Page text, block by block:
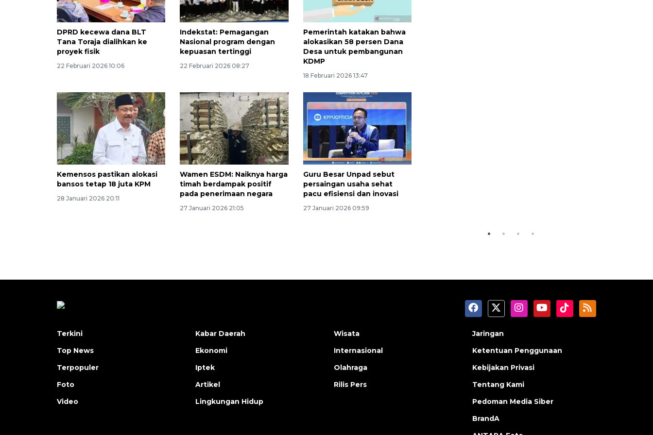
DPRD kecewa dana BLT
Tana Toraja dialihkan ke
proyek fisik
22 Februari 2026 10:06
Indekstat: Pemagangan
Nasional program dengan
kepuasan tertinggi
22 Februari 2026 08:27
Pemerintah katakan bahwa
alokasikan 58 persen Dana
Desa untuk pembangunan
KDMP
18 Februari 2026 13:47
Kemensos pastikan alokasi
bansos tetap 18 juta KPM
28 Januari 2026 20:11
Wamen ESDM: Naiknya harga
timah berdampak positif
pada penerimaan negara
27 Januari 2026 21:05
Guru Besar Unpad sebut
persaingan usaha sehat
pacu efisiensi dan inovasi
27 Januari 2026 09:59
Vaksin HPV untuk siswa laki-
Terkini
Top News
Terpopuler
Foto
Video
Kabar Daerah
Ekonomi
Iptek
Artikel
Lingkungan Hidup
Wisata
Internasional
Olahraga
Rilis Pers
Jaringan
Ketentuan Penggunaan
Kebijakan Privasi
Tentang Kami
Pedoman Media Siber
BrandA